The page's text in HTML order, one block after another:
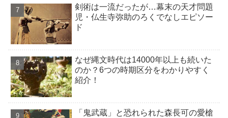
剣術は一流だったが…幕末の天才問題
児・仏生寺弥助のろくでなしエピソー
ド
なぜ縄文時代は14000年以上も続いた
のか？6つの時期区分をわかりやすく
紹介！
「鬼武蔵」と恐れられた森長可の愛槍